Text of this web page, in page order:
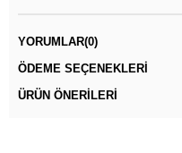
YORUMLAR(0)
ÖDEME SEÇENEKLERI
ÜRÜN ÖNERILERI